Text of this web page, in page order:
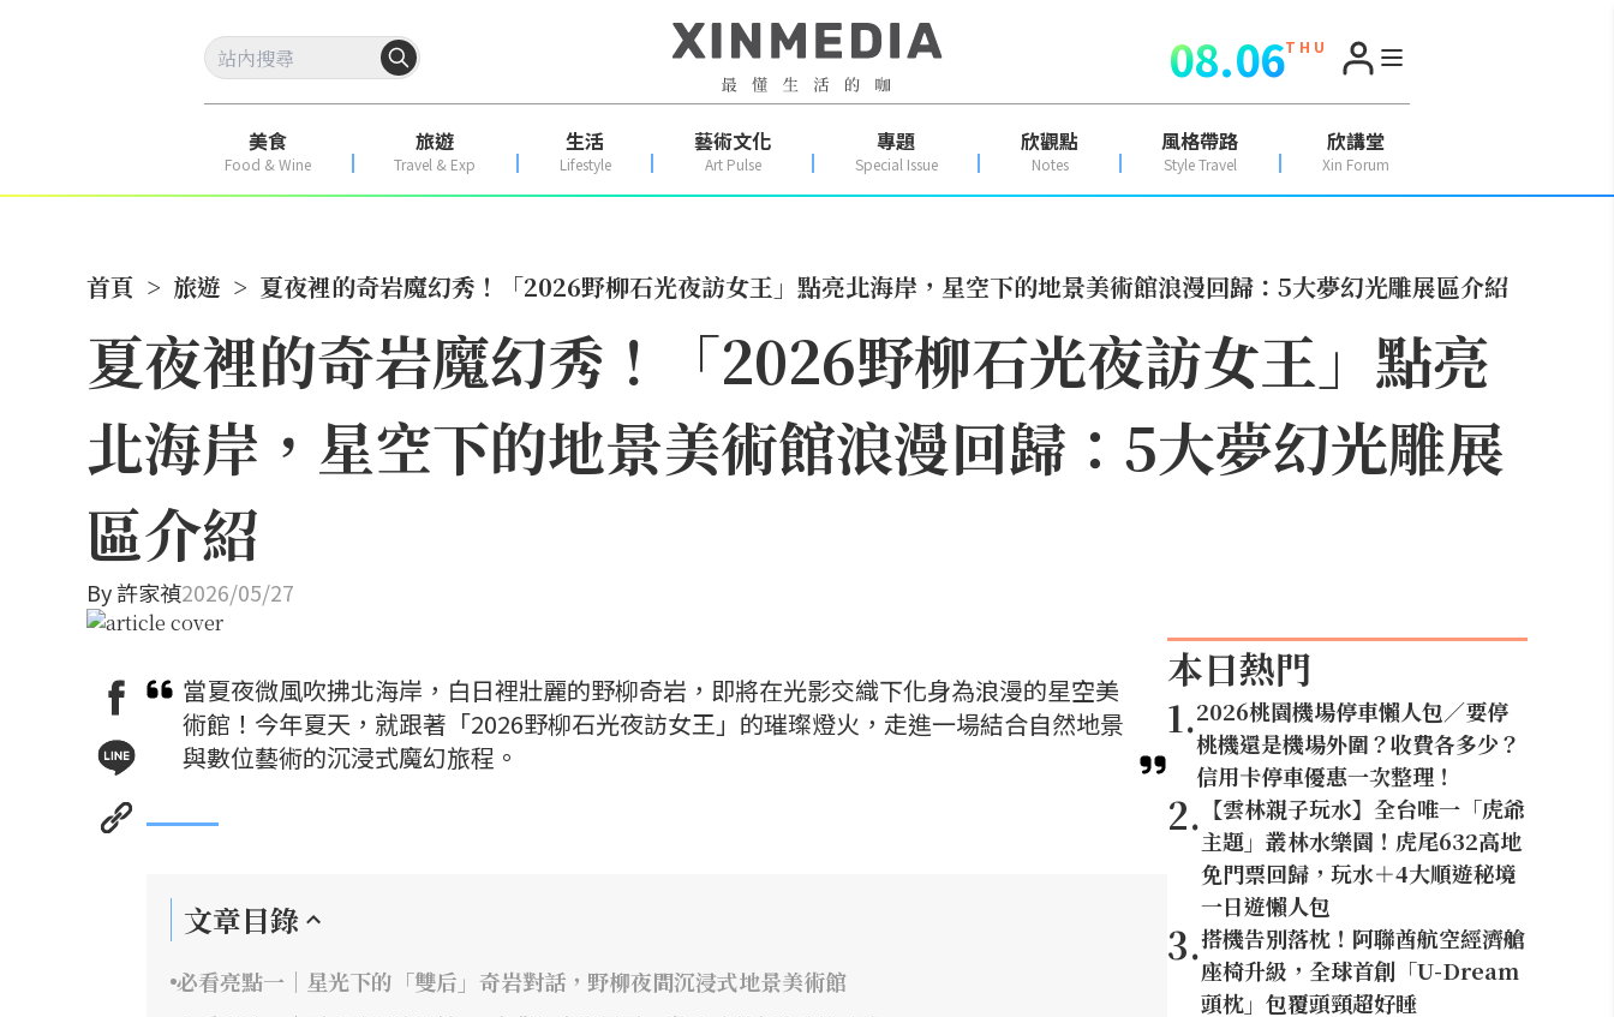
08.06T H U
美食
Food & Wine
旅遊
Travel & Exp
生活
Lifestyle
藝術文化
Art Pulse
專題
Special Issue
欣觀點
Notes
風格帶路
Style Travel
欣講堂
Xin Forum
首頁 > 旅遊 > 夏夜裡的奇岩魔幻秀！「2026野柳石光夜訪女王」點亮北海岸，星空下的地景美術館浪漫回歸：5大夢幻光雕展區介紹
夏夜裡的奇岩魔幻秀！「2026野柳石光夜訪女王」點亮
北海岸，星空下的地景美術館浪漫回歸：5大夢幻光雕展
區介紹
By許家禎2026/05/27
當夏夜微風吹拂北海岸，白日裡壯麗的野柳奇岩，即將在光影交織下化身為浪漫的星空美
術館！今年夏天，就跟著「2026野柳石光夜訪女王」的璀璨燈火，走進一場結合自然地景
與數位藝術的沉浸式魔幻旅程。
文章目錄
必看亮點一｜星光下的「雙后」奇岩對話，野柳夜間沉浸式地景美術館
本日熱門
1.2026桃園機場停車懶人包／要停
桃機還是機場外圍？收費各多少？
信用卡停車優惠一次整理！
2. 【雲林親子玩水】全台唯一「虎爺
主題」叢林水樂園！虎尾632高地
免門票回歸，玩水＋4大順遊秘境
一日遊懶人包
3.搭機告別落枕！阿聯酋航空經濟艙
座椅升級，全球首創「U-Dream
頭枕」包覆頭頸超好睡